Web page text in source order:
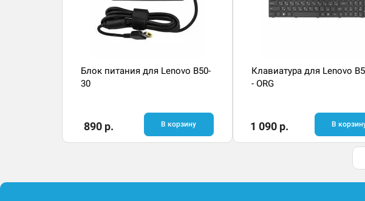
Блок питания для Lenovo B50-
30
890 р. В корзину
Клавиатура для Lenovo
- ORG
1 090 р. В